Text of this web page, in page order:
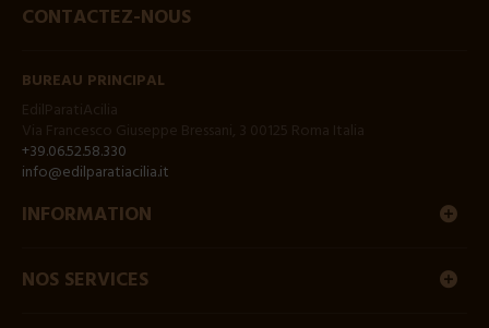
CONTACTEZ-NOUS
BUREAU PRINCIPAL
+39.06.52.58.330
info@edilparatiacilia.it
INFORMATION
NOS SERVICES